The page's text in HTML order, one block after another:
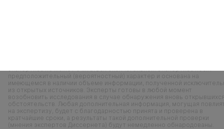
экспертиза не может считаться окончательной. Экспертиза носит
предположительный (вероятностный) характер и основана на
имеющемся в наличии объеме информации, полученной
из открытых источников. Эксперты готовы в любой момент
возобновить исследования в случае обнаружения вновь
обстоятельств. Любая дополнительная информация, могущая
на экспертизу, будет с благодарностью принята и проверена в
кратчайшие сроки, а результаты такой дополнительной проверки
(мнения экспертов Диссернета) будут немедленно обнародованы.